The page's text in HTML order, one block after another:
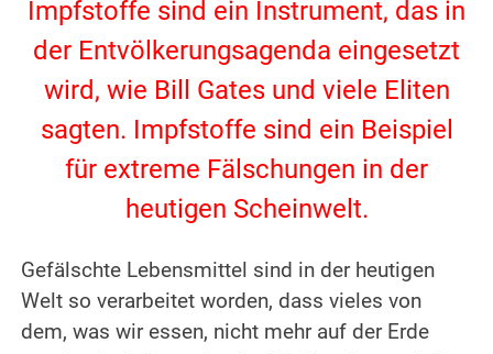
Impfstoffe sind ein Instrument, das in
der Entvölkerungsagenda eingesetzt
wird, wie Bill Gates und viele Eliten
sagten. Impfstoffe sind ein Beispiel
für extreme Fälschungen in der
heutigen Scheinwelt.
Gefälschte Lebensmittel sind in der heutigen
Welt so verarbeitet worden, dass vieles von
dem, was wir essen, nicht mehr auf der Erde